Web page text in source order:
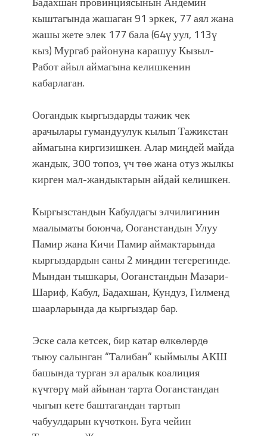
болмок”
кыштагында жашаган 91 эркек, 77 аял жана
жашы жете элек 177 бала (64ү уул, 113ү
кыз) Мургаб районуна карашуу Кызыл-
Работ айыл аймагына келишкенин
кабарлаган.
Оогандык кыргыздарды тажик чек
арачылары гумандуулук кылып Тажикстан
аймагына киргизишкен. Алар миӊдей майда
жандык, 300 топоз, үч төө жана отуз жылкы
кирген мал-жандыктарын айдай келишкен.
Кыргызстандын Кабулдагы элчилигинин
маалыматы боюнча, Ооганстандын Улуу
Памир жана Кичи Памир аймактарында
кыргыздардын саны 2 миңдин тегерегинде.
Мындан тышкары, Ооганстандын Мазари-
Шариф, Кабул, Бадахшан, Кундуз, Гилменд
шаарларында да кыргыздар бар.
Эске сала кетсек, бир катар өлкөлөрдө
тыюу салынган “Талибан” кыймылы АКШ
башында турган эл аралык коалиция
күчтөрү май айынан тарта Ооганстандан
чыгып кете баштагандан тартып
чабуулдарын күчөткөн. Буга чейин